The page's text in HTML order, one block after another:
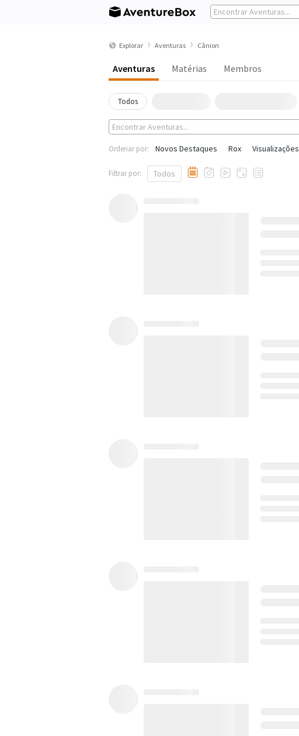
Explorar Aventuras Cânion
Aventuras Matérias Membros
Todos
Ordenar por: Novos Destaques Rox Visualizações
Filtrar por: Todos